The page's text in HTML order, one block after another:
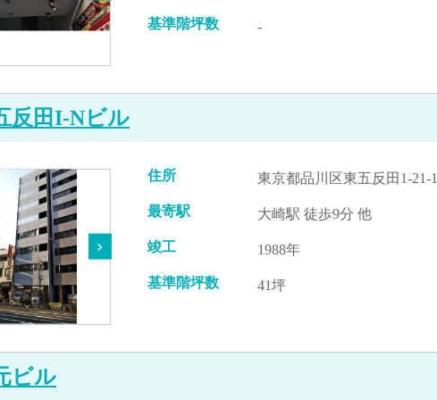
基準階坪数 -
反田I-Nビル
住所 東京都品川区東五反田1-21-
最寄駅 大崎駅 徒歩9分 他
竣工 1988年
基準階坪数 41坪
ビル